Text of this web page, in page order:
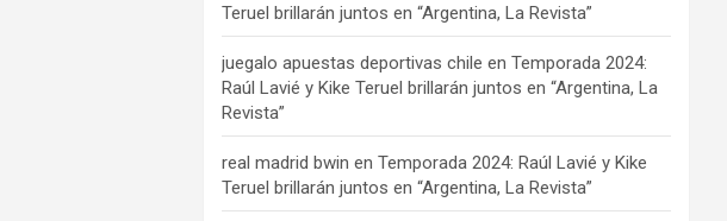
Teruel brillarán juntos en “Argentina, La Revista”
juegalo apuestas deportivas chile enTemporada 2024:
Raúl Lavié y Kike Teruel brillarán juntos en “Argentina, La
Revista”
real madrid bwin enTemporada 2024: Raúl Lavié y Kike
Teruel brillarán juntos en “Argentina, La Revista”